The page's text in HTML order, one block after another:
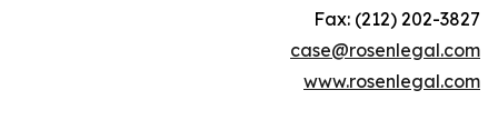
Fax: (212) 202-3827
case@rosenlegal.com
www.rosenlegal.com